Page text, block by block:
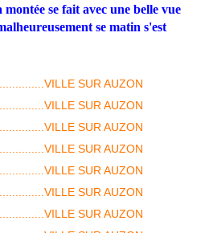
se fait avec une belle vue
se matin s'est